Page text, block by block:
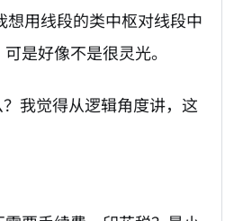
用线段的类中枢对线段中
是好像不是很灵光。
我觉得从逻辑角度讲，这